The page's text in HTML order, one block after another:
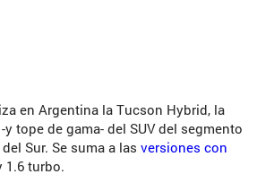
en Argentina la Tucson Hybrid, la
tope de gama- del SUV del segmento
Sur. Se suma a las versiones con
1.6 turbo.